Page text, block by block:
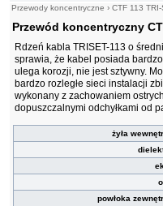
Przewody koncentryczne ›CTF 113
Przewód koncentryczny
Rdzeń kabla TRISET-113 o
sprawia, że kabel posiada
ulega korozji, nie jest sztywny.
bardzo rozległe sieci instalacji
wykonany z zachowaniem
dopuszczalnymi odchyłkami od
żyła
powłoka